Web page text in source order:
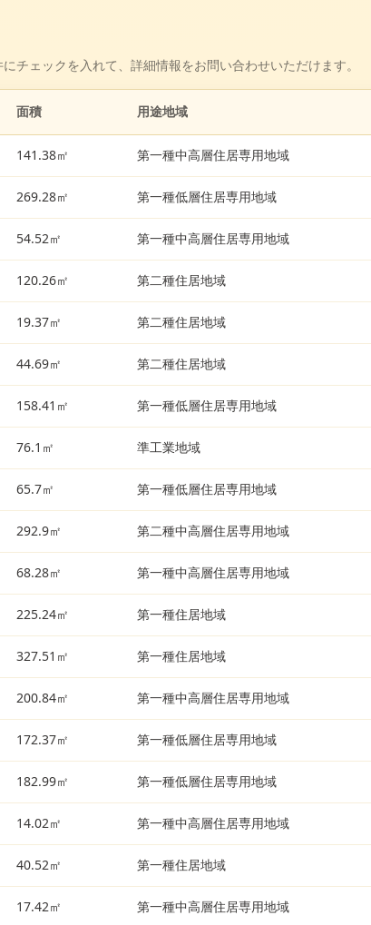
チェックを入れて、詳細情報をお問い合わせいただけます。
面積 用途地域
141.38㎡ 第一種中高層住居専用地域
269.28㎡ 第一種低層住居専用地域
54.52㎡ 第一種中高層住居専用地域
120.26㎡ 第二種住居地域
19.37㎡ 第二種住居地域
44.69㎡ 第二種住居地域
158.41㎡ 第一種低層住居専用地域
76.1㎡ 準工業地域
65.7㎡ 第一種低層住居専用地域
292.9㎡ 第二種中高層住居専用地域
68.28㎡ 第一種中高層住居専用地域
225.24㎡ 第一種住居地域
327.51㎡ 第一種住居地域
200.84㎡ 第一種中高層住居専用地域
172.37㎡ 第一種低層住居専用地域
182.99㎡ 第一種低層住居専用地域
14.02㎡ 第一種中高層住居専用地域
40.52㎡ 第一種住居地域
17.42㎡ 第一種中高層住居専用地域